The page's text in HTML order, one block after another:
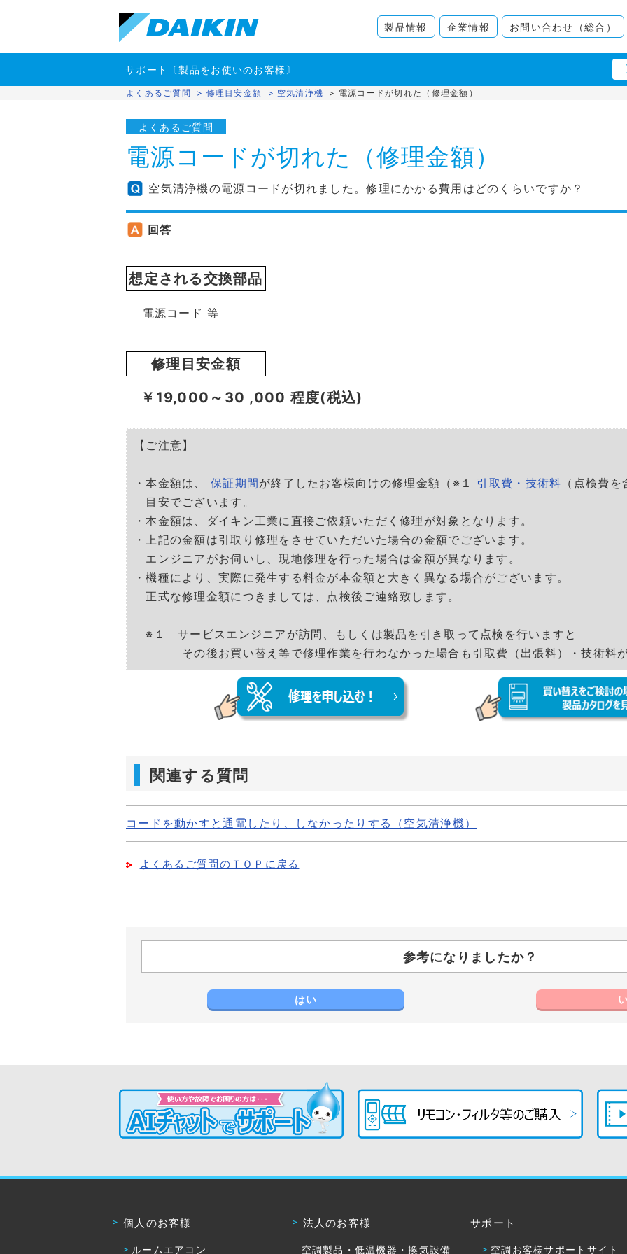
製品情報 企業情報 お問い合わせ（総合）
サポート〔製品をお使いのお客様〕
よくあるご質問 > 修理目安金額 > 空気清浄機 > 電源コードが切れた（修理金額）
よくあるご質問
電源コードが切れた（修理金額）
空気清浄機の電源コードが切れました。修理にかかる費用はどのくらいですか？
回答
想定される交換部品
電源コード 等
修理目安金額
￥19,000～30 ,000 程度(税込)
【ご注意】
・本金額は、 保証期間が終了したお客様向けの修理金額（※１ 引取費・技術料 （点検費
目安でございます。
・本金額は、ダイキン工業に直接ご依頼いただく修理が対象となります。
・上記の金額は引取り修理をさせていただいた場合の金額でございます。
エンジニアがお伺いし、現地修理を行った場合は金額が異なります。
・機種により、実際に発生する料金が本金額と大きく異なる場合がございます。
正式な修理金額につきましては、点検後ご連絡致します。
※１ サービスエンジニアが訪問、もしくは製品を引き取って点検を行いますと
その後お買い替え等で修理作業を行わなかった場合も引取費（出張料）・技術料が
関連する質問
コードを動かすと通電したり、しなかったりする（空気清浄機）
よくあるご質問のＴＯＰに戻る
参考になりましたか？
はい
個人のお客様
ルームエアコン
法人のお客様
空調製品・低温機器・換気設備
サポート
空調お客様サポートサイト